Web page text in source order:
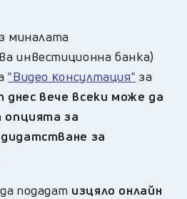
миналата
инвестиционна банка)
"Bидeo ĸoнcyлтaция" зa
днес вече всеки може да
опцията за
за
подадат изцяло онлайн